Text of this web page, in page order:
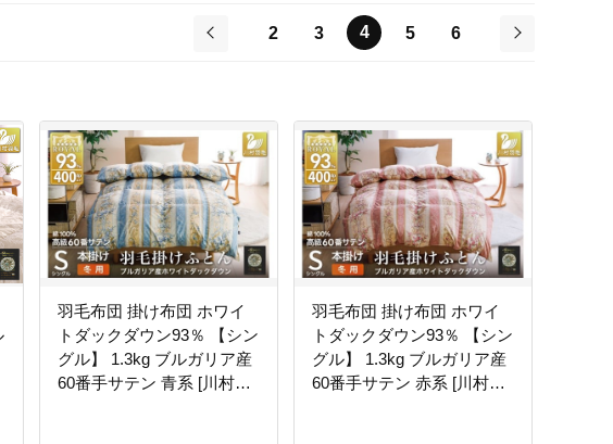
2 3 4 5
6
羽毛布団 掛け布団 ホワイ
トダックダウン93％ 【シン
グル】 1.3kg ブルガリア産
60番手サテン 青系 [川村羽
羽毛布団 掛け布団 ホワイ
トダックダウン93％ 【シン
グル】 1.3kg ブルガリア産
60番手サテン 赤系 [川村羽